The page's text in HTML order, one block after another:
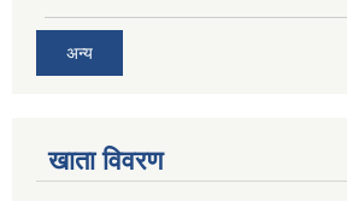
अन्य
खाता विवरण